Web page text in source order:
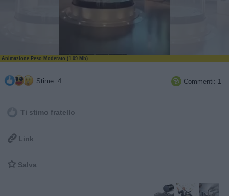
Animazione Peso Moderato (1.09 Mb)
Stime: 4  Commenti: 1
Ti stimo fratello
 Link
 Salva